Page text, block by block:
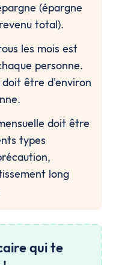
(épargne
total).
les mois est
personne.
être d'environ
doit être
types
long
qui te